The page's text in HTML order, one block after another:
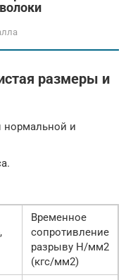
размеры и
нормальной и
Временное
сопротивление
разрыву Н/мм2
(кгс/мм2)